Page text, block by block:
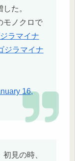
た。
モノクロで
ラマイナ
ジラマイナ
16,
見の時、